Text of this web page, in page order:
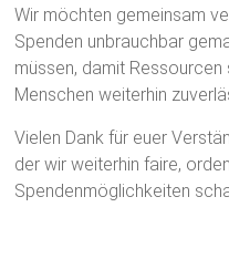
Wir möchten gemeinsam
Spenden unbrauchbar
müssen, damit
Menschen weiterhin
Vielen Dank für euer
der wir weiterhin faire,
Spendenmöglichkeiten